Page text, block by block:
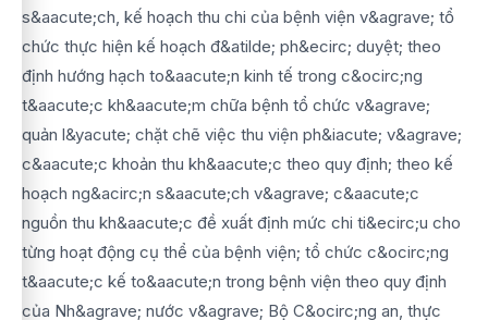
s&aacute;ch, kế hoạch thu chi của bệnh viện v&agrave; tổ
chức thực hiện kế hoạch đ&atilde; ph&ecirc; duyệt; theo
định hướng hạch to&aacute;n kinh tế trong c&ocirc;ng
t&aacute;c kh&aacute;m chữa bệnh tổ chức v&agrave;
quản l&yacute; chặt chẽ việc thu viện ph&iacute; v&agrave;
c&aacute;c khoản thu kh&aacute;c theo quy định; theo kế
hoạch ng&acirc;n s&aacute;ch v&agrave; c&aacute;c
nguồn thu kh&aacute;c đề xuất định mức chi ti&ecirc;u cho
từng hoạt động cụ thể của bệnh viện; tổ chức c&ocirc;ng
t&aacute;c kế to&aacute;n trong bệnh viện theo quy định
của Nh&agrave; nước v&agrave; Bộ C&ocirc;ng an, thực